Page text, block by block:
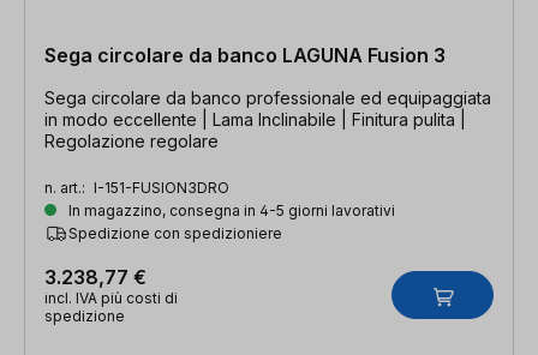
Sega circolare da banco LAGUNA Fusion 3
Sega circolare da banco professionale ed equipaggiata
in modo eccellente | Lama Inclinabile | Finitura pulita |
Regolazione regolare
n. art.: I-151-FUSION3DRO
In magazzino, consegna in 4-5 giorni lavorativi
Spedizione con spedizioniere
3.238,77 €
incl. IVA più costi di
spedizione